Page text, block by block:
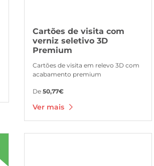
Cartões de visita com
verniz seletivo 3D
Premium
Cartões de visita em relevo 3D com
acabamento premium
De 50,77€
Ver mais